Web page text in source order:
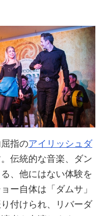
指のアイリッシュダ
伝統的な音楽、ダン
、他にはない体験を
ー自体は「ダムサ」
付けられ、リバーダ